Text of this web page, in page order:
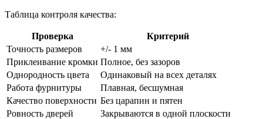
Таблица контроля качества:
Проверка
Критерий
Точность размеров
+/- 1 мм
Приклеивание кромки Полное, без зазоров
Однородность цвета
Одинаковый на всех деталях
Работа фурнитуры
Плавная, бесшумная
Качество поверхности Без царапин и пятен
Ровность дверей
Закрываются в одной плоскости